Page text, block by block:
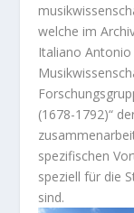
welche im
Italiano
(1678-1792)“
spezifischen
speziell für die
sind.